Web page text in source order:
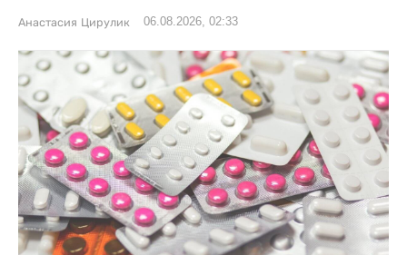
Анастасия Цирулик 06.08.2026, 02:33